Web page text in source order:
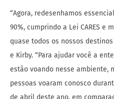
“Agora, redesenhamos
90%, cumprindo a Lei CARES e
quase todos os nossos
e Kirby. “Para ajudar você a
estão voando nesse ambiente,
pessoas voaram conosco
de abril deste ano, em